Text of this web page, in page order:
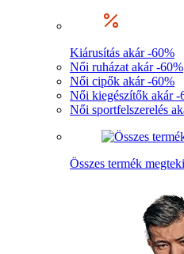
Kiárusítás akár -60%
Női ruházat akár -60%
Női cipők akár -60%
Női kiegészítők akár -
Női sportfelszerelés
Összes termék